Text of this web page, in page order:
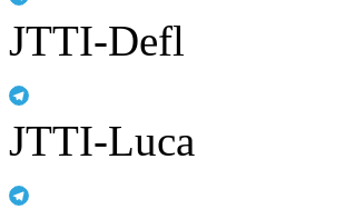
JTTI-Defl
JTTI-Luca